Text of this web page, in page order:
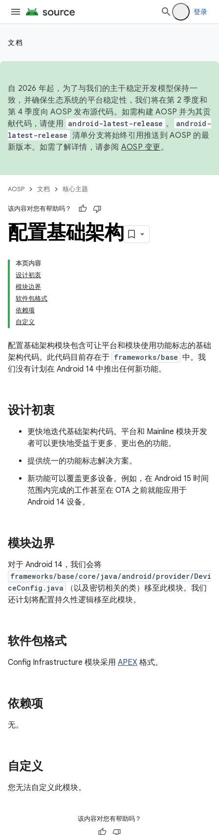
登录
文档
自 2026 年起，为了与我们的主干稳定开发模型保持一
致，并确保生态系统的平台稳定性，我们将在第 2 季度和
第 4 季度向 AOSP 发布源代码。如需构建 AOSP 并为其贡
献代码，请使用 android-latest-release 。
android-
latest-release 清单分支将始终引用推送到 AOSP 的最
新版本。如需了解详情，请参阅 AOSP 变更。
AOSP 文档 核心主题
该内容对您有帮助吗？
配置基础架构
本页内容
设计初衷
模块边界
软件包格式
依赖项
自定义
配置基础架构模块包含可让平台和模块使用功能标志的基础
架构代码。此代码目前存在于 frameworks/base 中。我
们没有计划在 Android 14 中推出任何新功能。
设计初衷
更快地迭代基础架构代码。平台和 Mainline 模块开发
者可以更快地受益于更多、更出色的功能。
提供统一的功能标志解决方案。
新功能可以覆盖更多设备。例如，在 Android 15 时间
范围内完成的工作甚至在 OTA 之前就能应用于
Android 14 设备。
模块边界
对于 Android 14，我们会将
frameworks/base/core/java/android/provider/Devi
ceConfig.java
（以及密切相关的类）移至此模块。我们
还计划将配置持久性逻辑移至此模块。
软件包格式
Config Infrastructure 模块采用 APEX 格式。
依赖项
无。
自定义
您无法自定义此模块。
该内容对您有帮助吗？